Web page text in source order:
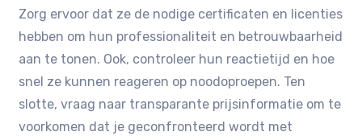
Zorg ervoor dat ze de nodige certificaten en licenties
hebben om hun professionaliteit en betrouwbaarheid
aan te tonen. Ook‚ controleer hun reactietijd en hoe
snel ze kunnen reageren op noodoproepen. Ten
slotte‚ vraag naar transparante prijsinformatie om te
voorkomen dat je geconfronteerd wordt met